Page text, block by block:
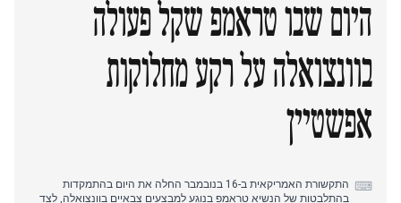
היום שבו טראמפ שקל פעולה
בוונצואלה על רקע מחלוקות
אפשטיין
⌨
התקשורת האמריקאית ב-16 בנובמבר החלה את היום בהתמקדות
בהתלבטות של הנשיא טראמפ בנוגע למבצעים צבאיים בוונצואלה, לצד